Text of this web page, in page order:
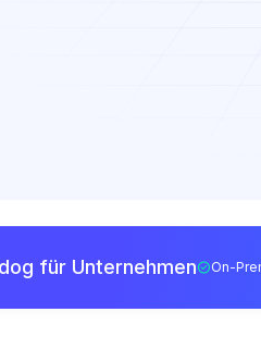
für Unternehmen On-